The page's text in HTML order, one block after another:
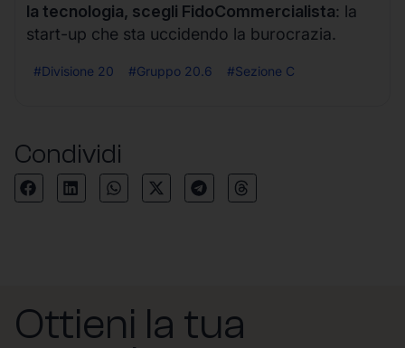
la tecnologia, scegli FidoCommercialista: la
start-up che sta uccidendo la burocrazia.
#Divisione 20 #Gruppo 20.6 #Sezione C
Condividi
Ottieni la tua